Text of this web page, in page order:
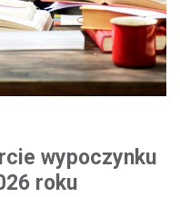
wypoczynku
roku